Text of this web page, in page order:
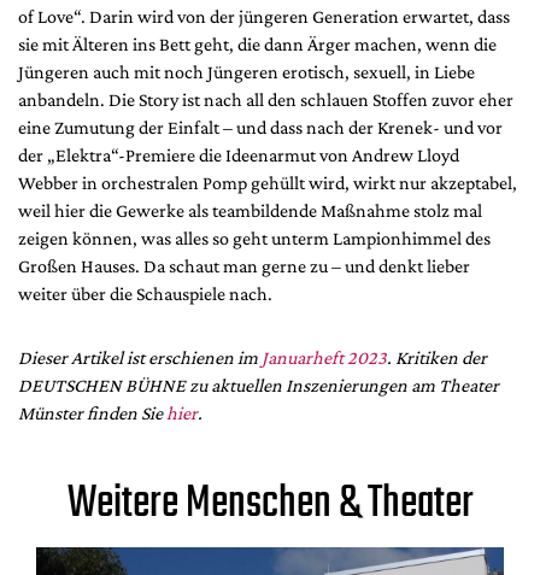
of Love“. Darin wird von der jüngeren Generation erwartet, dass
sie mit Älteren ins Bett geht, die dann Ärger machen, wenn die
Jüngeren auch mit noch Jüngeren erotisch, sexuell, in Liebe
anbandeln. Die Story ist nach all den schlauen Stoffen zuvor eher
eine Zumutung der Einfalt – und dass nach der Krenek- und vor
der „Elektra“-Premiere die Ideenarmut von Andrew Lloyd
Webber in orchestralen Pomp gehüllt wird, wirkt nur akzeptabel,
weil hier die Gewerke als teambildende Maßnahme stolz mal
zeigen können, was alles so geht unterm Lampionhimmel des
Großen Hauses. Da schaut man gerne zu – und denkt lieber
weiter über die Schauspiele nach.
Dieser Artikel ist erschienen im Januarheft 2023. Kritiken der
DEUTSCHEN BÜHNE zu aktuellen Inszenierungen am Theater
Münster finden Siehier.
Weitere Menschen & Theater